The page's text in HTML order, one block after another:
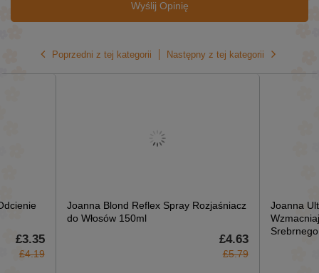
Wyślij Opinię
Poprzedni z tej kategorii
£3.35
£4.19
Joanna Blond Reflex Spray Rozjaśniacz
do Włosów 150ml
£4.63
£5.79
Joanna
Następny z tej kategorii